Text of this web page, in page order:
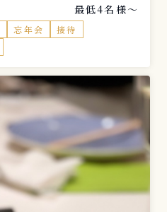
最低4名様〜
忘年会
接待